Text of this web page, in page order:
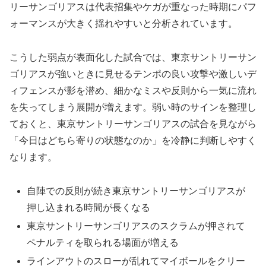
リーサンゴリアスは代表招集やケガが重なった時期にパフ
ォーマンスが大きく揺れやすいと分析されています。
こうした弱点が表面化した試合では、東京サントリーサン
ゴリアスが強いときに見せるテンポの良い攻撃や激しいデ
ィフェンスが影を潜め、細かなミスや反則から一気に流れ
を失ってしまう展開が増えます。弱い時のサインを整理し
ておくと、東京サントリーサンゴリアスの試合を見ながら
「今日はどちら寄りの状態なのか」を冷静に判断しやすく
なります。
自陣での反則が続き東京サントリーサンゴリアスが
押し込まれる時間が長くなる
東京サントリーサンゴリアスのスクラムが押されて
ペナルティを取られる場面が増える
ラインアウトのスローが乱れてマイボールをクリー